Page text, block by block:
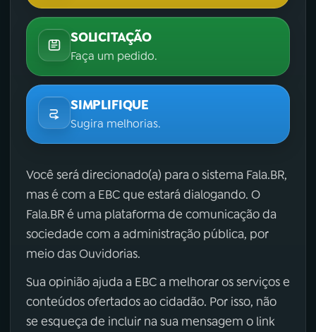
SOLICITAÇÃO
Faça um pedido.
SIMPLIFIQUE
Sugira melhorias.
Você será direcionado(a) para o sistema Fala.BR,
mas é com a EBC que estará dialogando. O
Fala.BR é uma plataforma de comunicação da
sociedade com a administração pública, por
meio das Ouvidorias.
Sua opinião ajuda a EBC a melhorar os serviços e
conteúdos ofertados ao cidadão. Por isso, não
se esqueça de incluir na sua mensagem o link